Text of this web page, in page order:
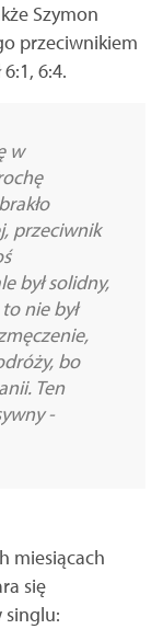
Szymon
przeciwnikiem
6:4.
w
przeciwnik
był solidny,
nie był
bo
Ten
-
miesiącach
się
singlu: